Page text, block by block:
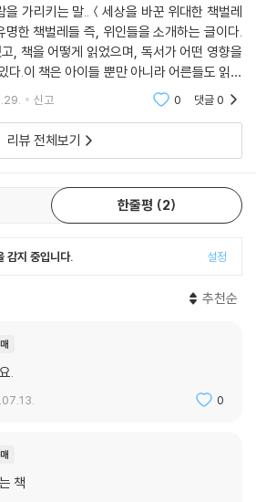
을 가리키는 말..＜세상을 바꾼 위대한 책벌레
한 책벌레들 즉, 위인들을 소개하는 글이다.
, 책을 어떻게 읽었으며, 독서가 어떤 영향을
다.이 책은 아이들 뿐만 아니라 어른들도 읽어
만 책을 읽으라고 잔소리할 게 아니라 부모
신고 0 댓글0
리뷰 전체보기
한줄평 2
감지 중입니다. 설정
추천순
.
0
책